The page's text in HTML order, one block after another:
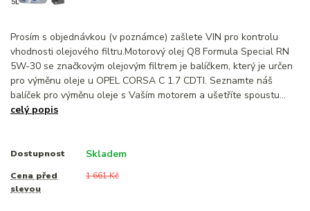
Prosím s objednávkou (v poznámce) zašlete VIN pro kontrolu
vhodnosti olejového filtru.Motorový olej Q8 Formula Special RN
5W-30 se značkovým olejovým filtrem je balíčkem, který je určen
pro výměnu oleje u OPEL CORSA C 1.7 CDTI. Seznamte náš
balíček pro výměnu oleje s Vaším motorem a ušetříte spoustu...
celý popis
Dostupnost Skladem
Cena před
slevou
1 661 Kč